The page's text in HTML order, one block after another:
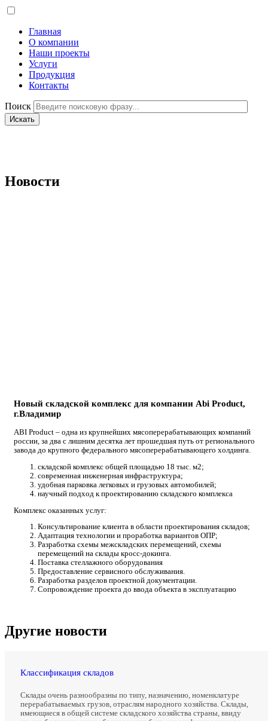
Главная
О компании
Наши проекты
Услуги
Продукция
Контакты
Поиск
Новости
Новый складской комплекс для компании Abi Product,
г.Владимир
ABI Product – одна из крупнейших мясоперерабатывающих компаний
россии, за два с лишним десятка лет прошедшая путь от регионального
завода до крупного федерального мясоперерабатывающего холдинга.
складской комплекс общей площадью 18 тыс. м2;
современная инженерная инфраструктура;
удобная парковка легковых и грузовых автомобилей;
научный подход к проектированию складского комплекса
Комплекс оказанных услуг:
Консультирование клиента в области проектирования складов;
Адаптация технологии и проработка вариантов ОПР;
Разработка схемы межскладских перемещений, схемы
перемещений на склады кросс-докинга.
Поставка стеллажного оборудования
Предоставление сервисного обслуживания.
Разработка разделов проектной документации.
Сопровождение проекта до ввода объекта в эксплуатацию
Другие новости
Классификация складов
Склады очень разнообразны по типу, назначению, номенклатуре
перерабатываемых грузов, отраслям народного хозяйства. Склады,
имеющиеся в общей системе складского хозяйства страны, ввиду